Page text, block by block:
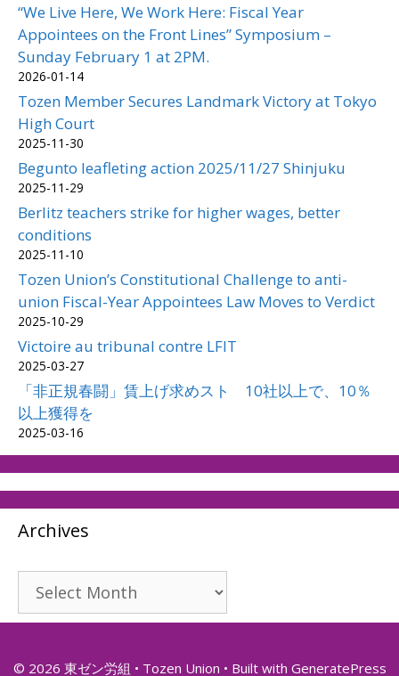
“We Live Here, We Work Here: Fiscal Year
Appointees on the Front Lines” Symposium –
Sunday February 1 at 2PM.
2026-01-14
Tozen Member Secures Landmark Victory at Tokyo
High Court
2025-11-30
Begunto leafleting action 2025/11/27 Shinjuku
2025-11-29
Berlitz teachers strike for higher wages, better
conditions
2025-11-10
Tozen Union’s Constitutional Challenge to anti-
union Fiscal-Year Appointees Law Moves to Verdict
2025-10-29
Victoire au tribunal contre LFIT
2025-03-27
「非正規春闘」賃上げ求めスト 10社以上で、10％
以上獲得を
2025-03-16
Archives
Archives
© 2026 東ゼン労組 • Tozen Union • Built with GeneratePress